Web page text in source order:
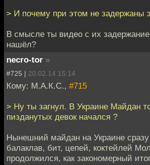
> И почему при этом не задержаны
В смысле ты видео с их
нашёл?
necro-tor »
#725 | 20.02.14 15:14
Кому: М.А.К.С., #715
> Ну ты загнул. В Украине Майдан
пизданутых девок начался ?
Нынешний майдан на Украине сразу
балаклав, бит, цепей, коктейлей
продолжился, как закономерный